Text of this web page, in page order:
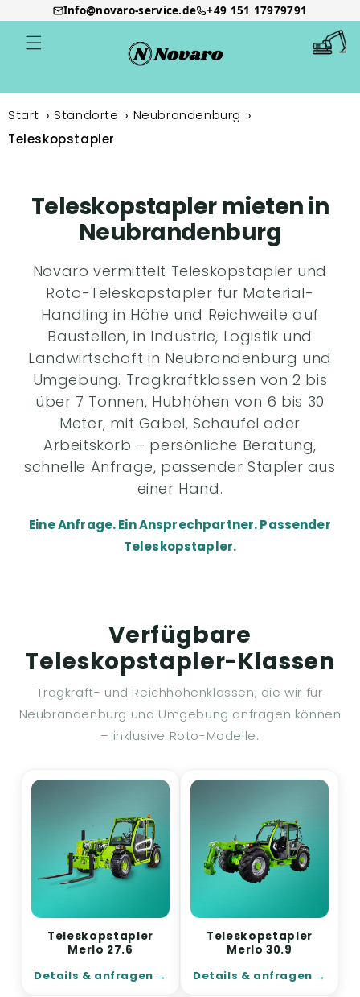
Direkt
zum
Inhalt
Info@novaro-service.de +49 151 17979791
Start Standorte
Neubrandenburg
Teleskopstapler
Teleskopstapler mieten in
Neubrandenburg
Novaro vermittelt Teleskopstapler und
Roto-Teleskopstapler für Material-
Handling in Höhe und Reichweite auf
Baustellen, in Industrie, Logistik und
Landwirtschaft in Neubrandenburg und
Umgebung. Tragkraftklassen von 2 bis
über 7 Tonnen, Hubhöhen von 6 bis 30
Meter, mit Gabel, Schaufel oder
Arbeitskorb – persönliche Beratung,
schnelle Anfrage, passender Stapler aus
einer Hand.
Eine Anfrage. Ein Ansprechpartner. Passender
Teleskopstapler.
Verfügbare
Teleskopstapler-Klassen
Tragkraft- und Reichhöhenklassen, die wir für
Neubrandenburg und Umgebung anfragen können
– inklusive Roto-Modelle.
Teleskopstapler
Merlo 27.6
Details & anfragen
Teleskopstapler
Merlo 30.9
Details & anfragen